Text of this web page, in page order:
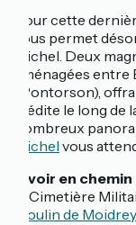
Pour cette
vous permet
Michel. Deux
aménagées
(Pontorson),
inédite le long de
nombreux
Michel vous
À voir en chemin
le Cimetière
Moulin de Moidrey